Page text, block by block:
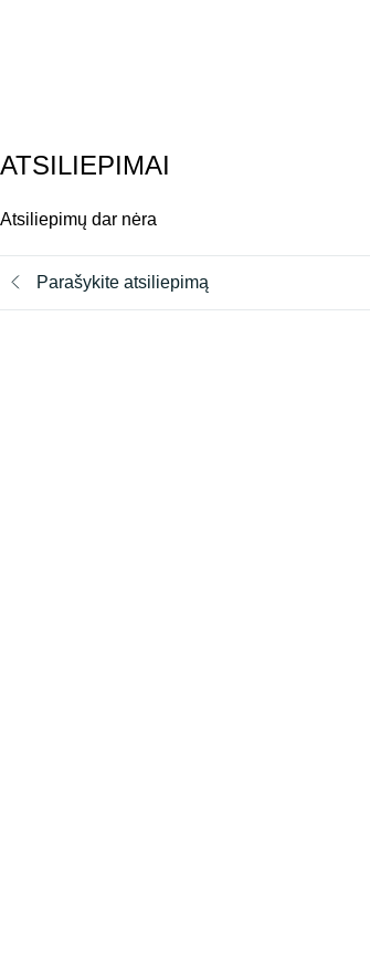
ATSILIEPIMAI
Atsiliepimų dar nėra
Parašykite atsiliepimą